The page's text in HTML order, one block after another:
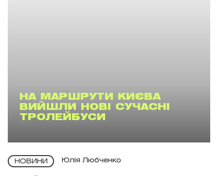
НА МАРШРУТИ КИЄВА
ВИЙШЛИ НОВІ СУЧАСНІ
ТРОЛЕЙБУСИ
НОВИНИ Юлія Любченко